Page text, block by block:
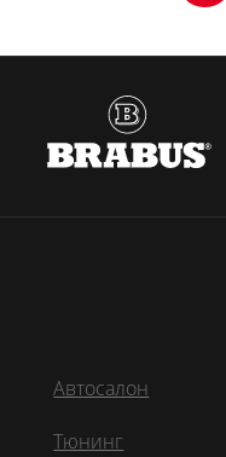
Автосалон
Тюнинг